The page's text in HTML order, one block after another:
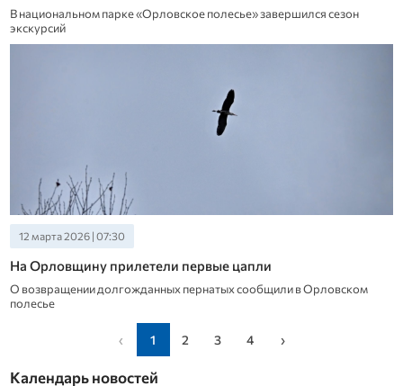
В национальном парке «Орловское полесье» завершился сезон
экскурсий
12 марта 2026 | 07:30
На Орловщину прилетели первые цапли
О возвращении долгожданных пернатых сообщили в Орловском
полесье
‹ 1 2 3 4 ›
Календарь новостей